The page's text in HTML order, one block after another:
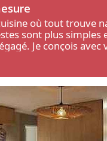
où tout trouve
sont plus simples
Je conçois avec
à votre manière